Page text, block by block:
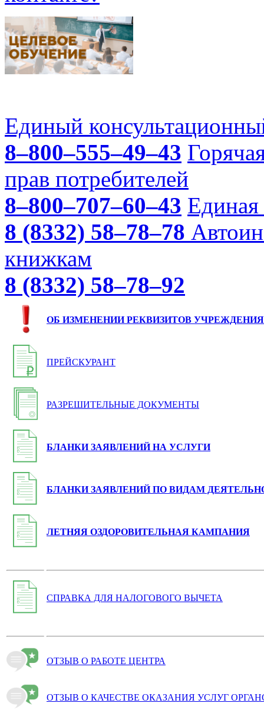
Единый
8–800–555–49–43
прав потребителей
8–800–707–60–43 Единая
8 (8332) 58–78–78
книжкам
8 (8332) 58–78–92
ОБ ИЗМЕНЕНИИ РЕКВИЗИТОВ УЧРЕЖДЕНИЯ
ПРЕЙСКУРАНТ
РАЗРЕШИТЕЛЬНЫЕ ДОКУМЕНТЫ
БЛАНКИ ЗАЯВЛЕНИЙ НА УСЛУГИ
БЛАНКИ ЗАЯВЛЕНИЙ ПО ВИДАМ
ЛЕТНЯЯ ОЗДОРОВИТЕЛЬНАЯ КАМПАНИЯ
СПРАВКА ДЛЯ НАЛОГОВОГО ВЫЧЕТА
ОТЗЫВ О РАБОТЕ ЦЕНТРА
ОТЗЫВ О КАЧЕСТВЕ ОКАЗАНИЯ УСЛУГ